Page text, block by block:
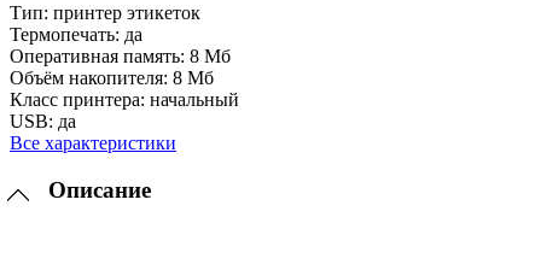
Тип: принтер этикеток
Термопечать: да
Оперативная память: 8 Мб
Объём накопителя: 8 Мб
Класс принтера: начальный
USB: да
Все характеристики
Описание